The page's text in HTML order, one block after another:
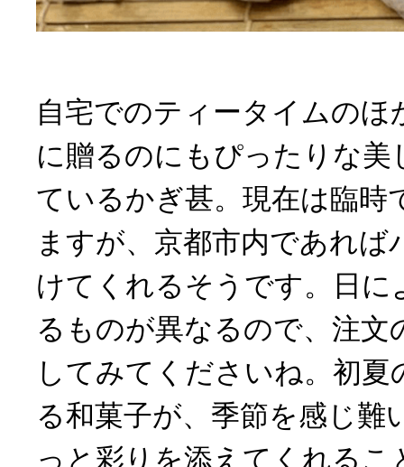
自宅でのティータイムのほ
に贈るのにもぴったりな美
ているかぎ甚。現在は臨時
ますが、京都市内であれば
けてくれるそうです。日
るものが異なるので、注文
してみてくださいね。初
る和菓子が、季節を感じ難
っと彩りを添えてくれるこ